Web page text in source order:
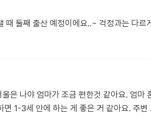
때 둘째 출산 예정이에요..~ 걱정과는 다
은 나야 엄마가 조금 편한것 같아요. 엄
1-3세 안에 하는 게 좋은 거 같아요. 주